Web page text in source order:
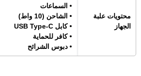
محتويات علبة
الجهاز
• السماعات
• الشاحن (10 واط)
• كابل USB Type-C
• كافر للحماية
• دبوس الشرائح